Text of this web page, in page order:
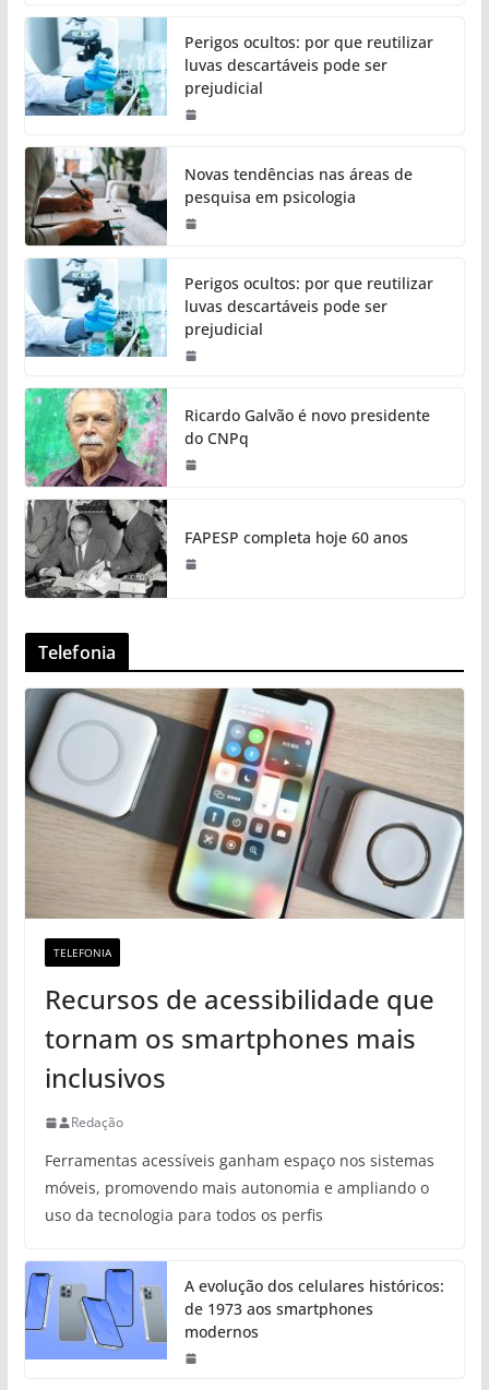
Perigos ocultos: por que reutilizar
luvas descartáveis pode ser
prejudicial
Novas tendências nas áreas de
pesquisa em psicologia
Perigos ocultos: por que reutilizar
luvas descartáveis pode ser
prejudicial
Ricardo Galvão é novo presidente
do CNPq
FAPESP completa hoje 60 anos
Telefonia
TELEFONIA
Recursos de acessibilidade que
tornam os smartphones mais
inclusivos
Redação
Ferramentas acessíveis ganham espaço nos sistemas
móveis, promovendo mais autonomia e ampliando o
uso da tecnologia para todos os perfis
A evolução dos celulares históricos:
de 1973 aos smartphones
modernos